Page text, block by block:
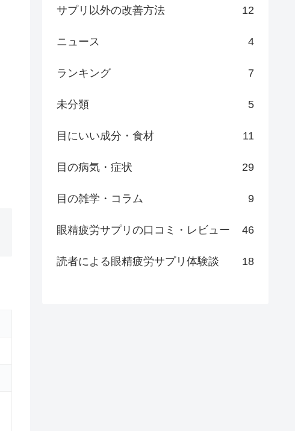
サプリ以外の改善方法 12
ニュース 4
ランキング 7
未分類 5
目にいい成分・食材 11
目の病気・症状 29
目の雑学・コラム 9
眼精疲労サプリの口コミ・レビュー 46
読者による眼精疲労サプリ体験談 18